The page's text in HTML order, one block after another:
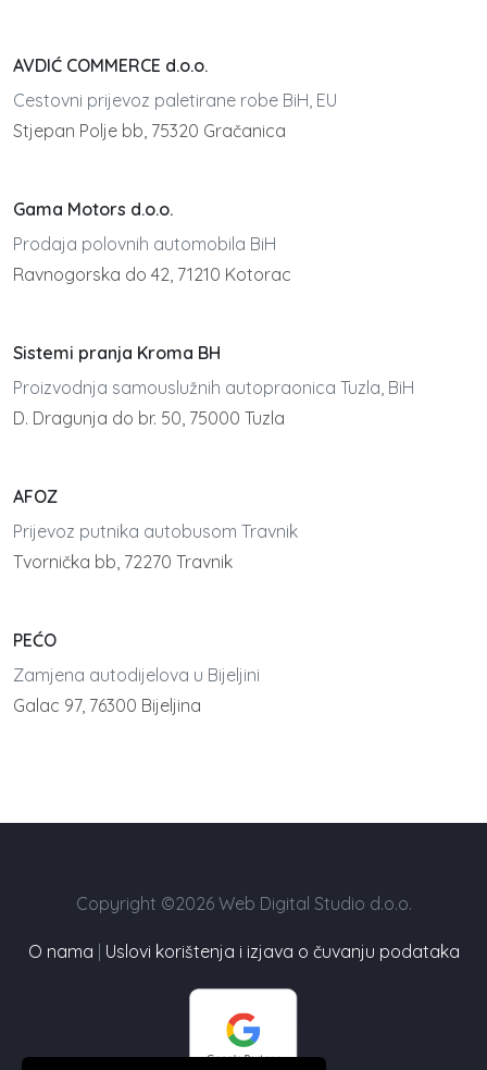
AVDIĆ COMMERCE d.o.o.
Cestovni prijevoz paletirane robe BiH, EU
Stjepan Polje bb, 75320 Gračanica
Gama Motors d.o.o.
Prodaja polovnih automobila BiH
Ravnogorska do 42, 71210 Kotorac
Sistemi pranja Kroma BH
Proizvodnja samouslužnih autopraonica Tuzla, BiH
D. Dragunja do br. 50, 75000 Tuzla
AFOZ
Prijevoz putnika autobusom Travnik
Tvornička bb, 72270 Travnik
PEĆO
Zamjena autodijelova u Bijeljini
Galac 97, 76300 Bijeljina
Copyright ©2026 Web Digital Studio d.o.o.
O nama Uslovi korištenja i izjava o čuvanju podataka